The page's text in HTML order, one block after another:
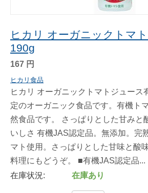
ヒカリ オーガニックトマ
190g
167 円
ヒカリ食品
ヒカリ オーガニックトマトジュース
定のオーガニック食品です。有機ト
然食品です。 さっぱりとした甘みと
いしさ 有機JAS認定品。無添加。完
マト使用。さっぱりとした甘味と酸
料理にもどうぞ。 ■有機JAS認定品...
在庫状況:
在庫あり